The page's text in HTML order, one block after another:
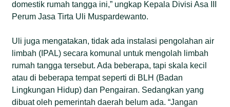
domestik rumah tangga ini,” ungkap Kepala Divisi Asa III
Perum Jasa Tirta Uli Muspardewanto.
Uli juga mengatakan, tidak ada instalasi pengolahan air
limbah (IPAL) secara komunal untuk mengolah limbah
rumah tangga tersebut. Ada beberapa, tapi skala kecil
atau di beberapa tempat seperti di BLH (Badan
Lingkungan Hidup) dan Pengairan. Sedangkan yang
dibuat oleh pemerintah daerah belum ada. “Jangan